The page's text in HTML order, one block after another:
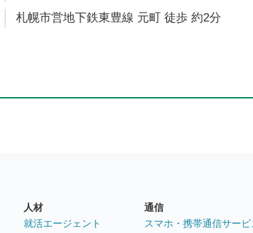
札幌市営地下鉄東豊線 元町 徒歩 約2分
人材
就活エージェント
通信
スマホ・携帯通信サービ